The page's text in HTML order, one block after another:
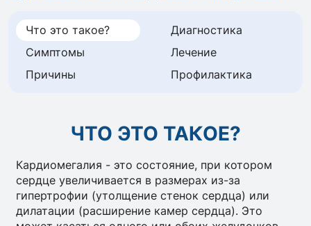
Что это такое?
Симптомы
Причины
Диагностика
Лечение
Профилактика
ЧТО ЭТО ТАКОЕ?
Кардиомегалия - это состояние, при котором
сердце увеличивается в размерах из-за
гипертрофии (утолщение стенок сердца) или
дилатации (расширение камер сердца). Это